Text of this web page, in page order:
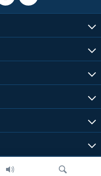
ຕາມເວລາໃນລາວ